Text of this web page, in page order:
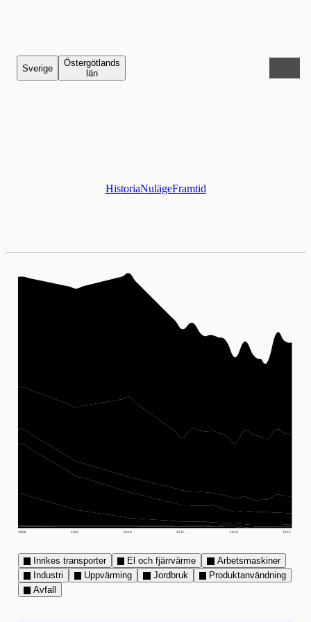
Sverige
Östergötlands
län
HistoriaNulägeFramtid
2000 2005 2010 2015 2020 2025
Inrikes transporter El och fjärrvärme
Arbetsmaskiner
Industri
Uppvärming Jordbruk
Produktanvändning
Avfall